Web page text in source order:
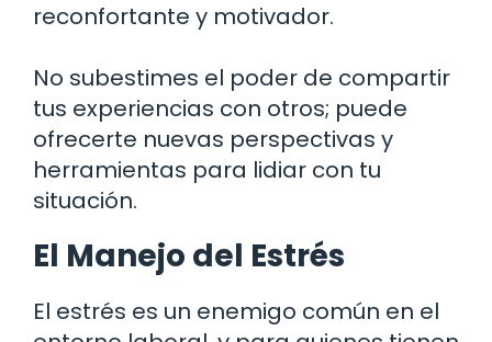
reconfortante y motivador.
No subestimes el poder de compartir
tus experiencias con otros; puede
ofrecerte nuevas perspectivas y
herramientas para lidiar con tu
situación.
El Manejo del Estrés
El estrés es un enemigo común en el